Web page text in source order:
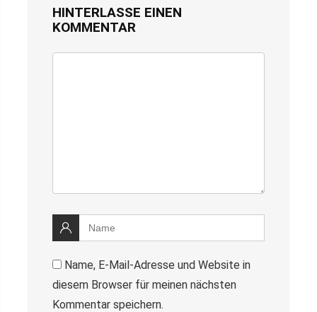
HINTERLASSE EINEN
KOMMENTAR
Name, E-Mail-Adresse und Website in
diesem Browser für meinen nächsten
Kommentar speichern.